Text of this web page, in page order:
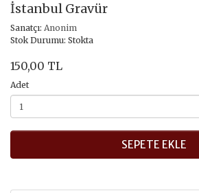
İstanbul Gravür
Sanatçı: Anonim
Stok Durumu: Stokta
150,00 TL
Adet
SEPETE EKLE